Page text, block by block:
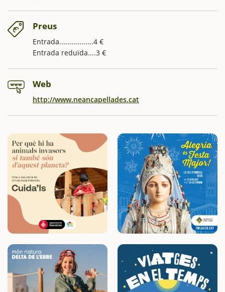
Preus
Entrada.................4 €
Entrada reduïda....3 €
Web
http://www.neancapellades.cat